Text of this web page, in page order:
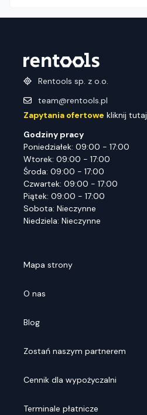
Rentools sp. z o.o.
team@rentools.pl
Zapytania ofertowe kliknij tutaj
Godziny pracy
Poniedziałek: 09:00 - 17:00
Wtorek: 09:00 - 17:00
Środa: 09:00 - 17:00
Czwartek: 09:00 - 17:00
Piątek: 09:00 - 17:00
Sobota: Nieczynne
Niedziela: Nieczynne
Mapa strony
O nas
Blog
Zostań naszym partnerem
Cennik dla wypożyczalni
Terminale płatnicze